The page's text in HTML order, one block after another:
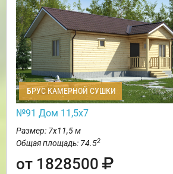
БРУС КАМЕРНОЙ СУШКИ
№91 Дом 11,5х7
Размер: 7х11,5 м
Общая площадь: 74.52
от 1828500